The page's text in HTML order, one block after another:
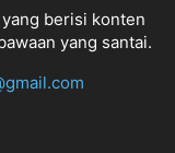
berisi konten
yang santai.